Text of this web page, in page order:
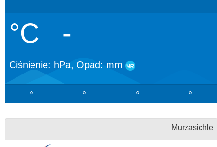
°C -
Ciśnienie: hPa, Opad: mm
° ° ° °
Murzasichle